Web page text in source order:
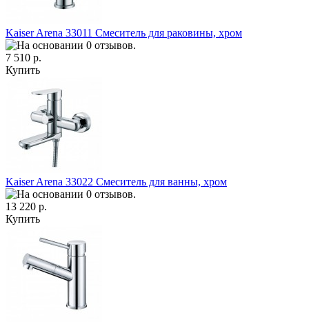
Kaiser Arena 33011 Смеситель для раковины, хром
7 510 р.
Купить
Kaiser Arena 33022 Смеситель для ванны, хром
13 220 р.
Купить